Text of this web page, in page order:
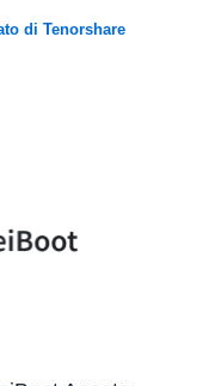
di Tenorshare